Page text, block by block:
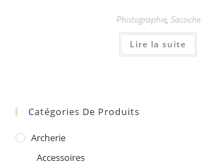
Photographie, Sacoche
Lire la suite
Catégories De Produits
Archerie
Accessoires